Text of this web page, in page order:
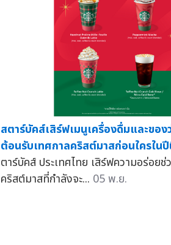
สตาร์บัคส์เสิร์ฟเมนูเครื่องดื่มและขอ
ต้อนรับเทศกาลคริสต์มาสก่อนใครใน
ตาร์บัคส์ ประเทศไทย เสิร์ฟความอร่อยช่
คริสต์มาสที่กำลังจะ... 05 พ.ย.